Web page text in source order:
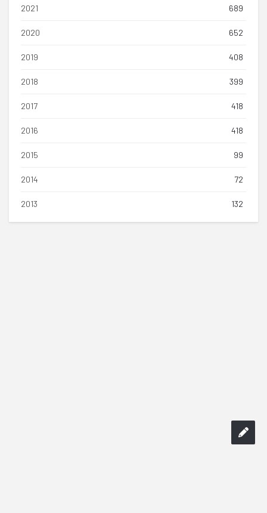
2021 689
2020 652
2019 408
2018 399
2017 418
2016 418
2015 99
2014 72
2013 132